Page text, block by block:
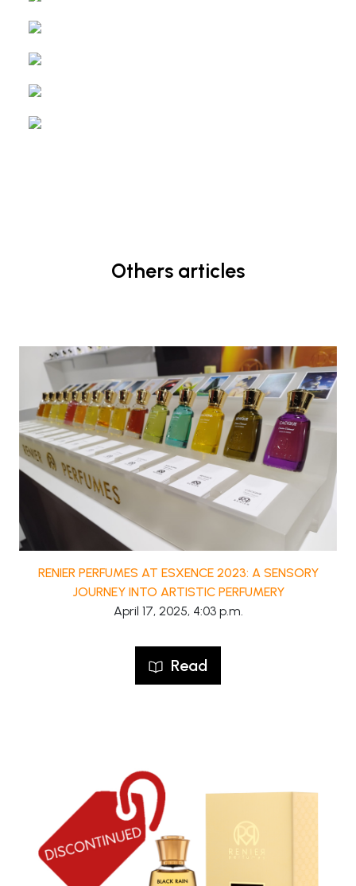
Others articles
RENIER PERFUMES AT ESXENCE 2023: A SENSORY
JOURNEY INTO ARTISTIC PERFUMERY
April 17, 2025, 4:03 p.m.
Read